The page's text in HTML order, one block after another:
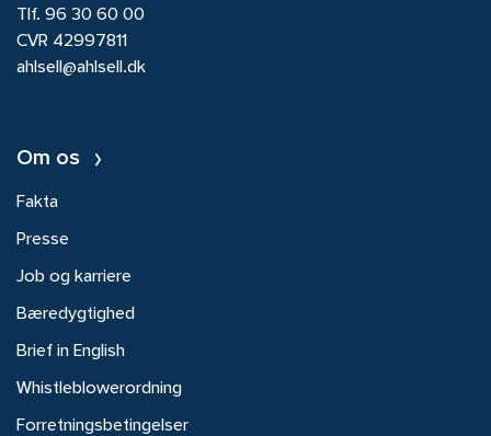
Tlf. 96 30 60 00
CVR 42997811
ahlsell@ahlsell.dk
Om os
Fakta
Presse
Job og karriere
Bæredygtighed
Brief in English
Whistleblowerordning
Forretningsbetingelser